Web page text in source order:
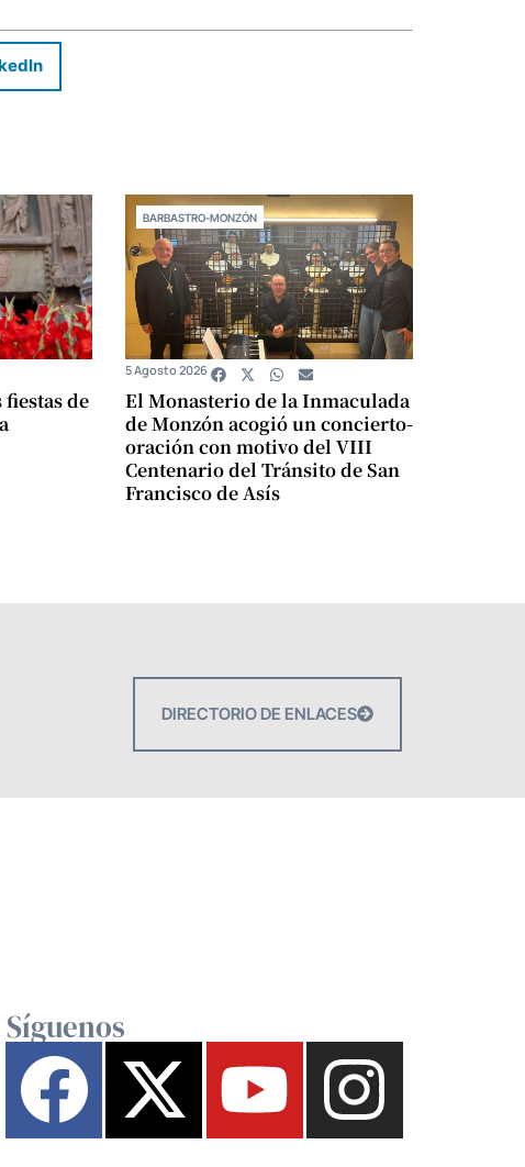
de
BARBASTRO-MONZÓN
El Monasterio de la Inmaculada
de Monzón acogió un concierto-
oración con motivo del VIII
Centenario del Tránsito de San
Francisco de Asís
5 Agosto 2026
DIRECTORIO DE ENLACES
Síguenos